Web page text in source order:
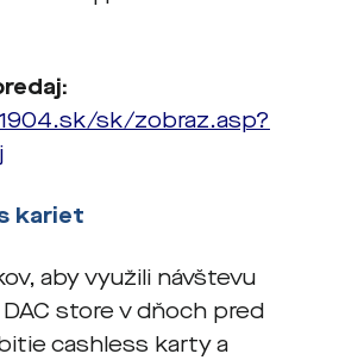
sk/zobraz.asp?
kariet
aby využili návštevu
store v dňoch pred
cashless karty a